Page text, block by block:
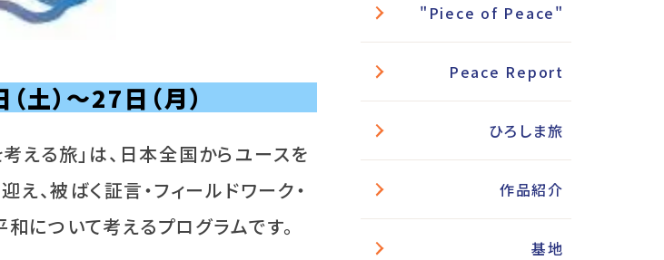
）～27日（月）
える旅」は、日本全国からユースを
、被ばく証言・フィールドワーク・
について考えるプログラムです。
"Piece of Peace"
Peace Report
ひろしま旅
作品紹介
基地